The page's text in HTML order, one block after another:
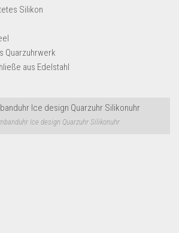
Silikon
Quarzuhrwerk
aus Edelstahl
Ice design Quarzuhr Silikonuhr